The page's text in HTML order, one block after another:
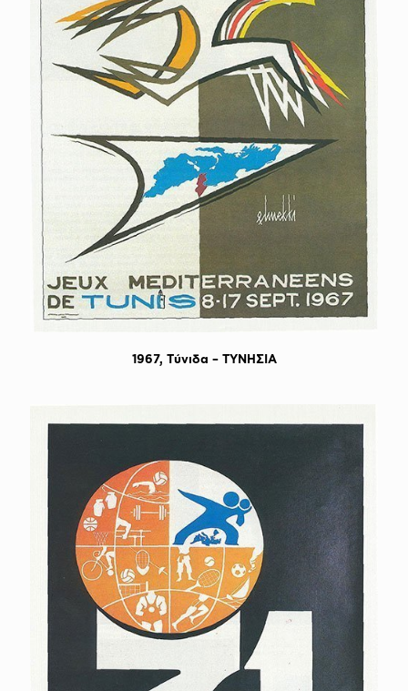
1967, Tύνιδα – TΥΝΗΣΙΑ